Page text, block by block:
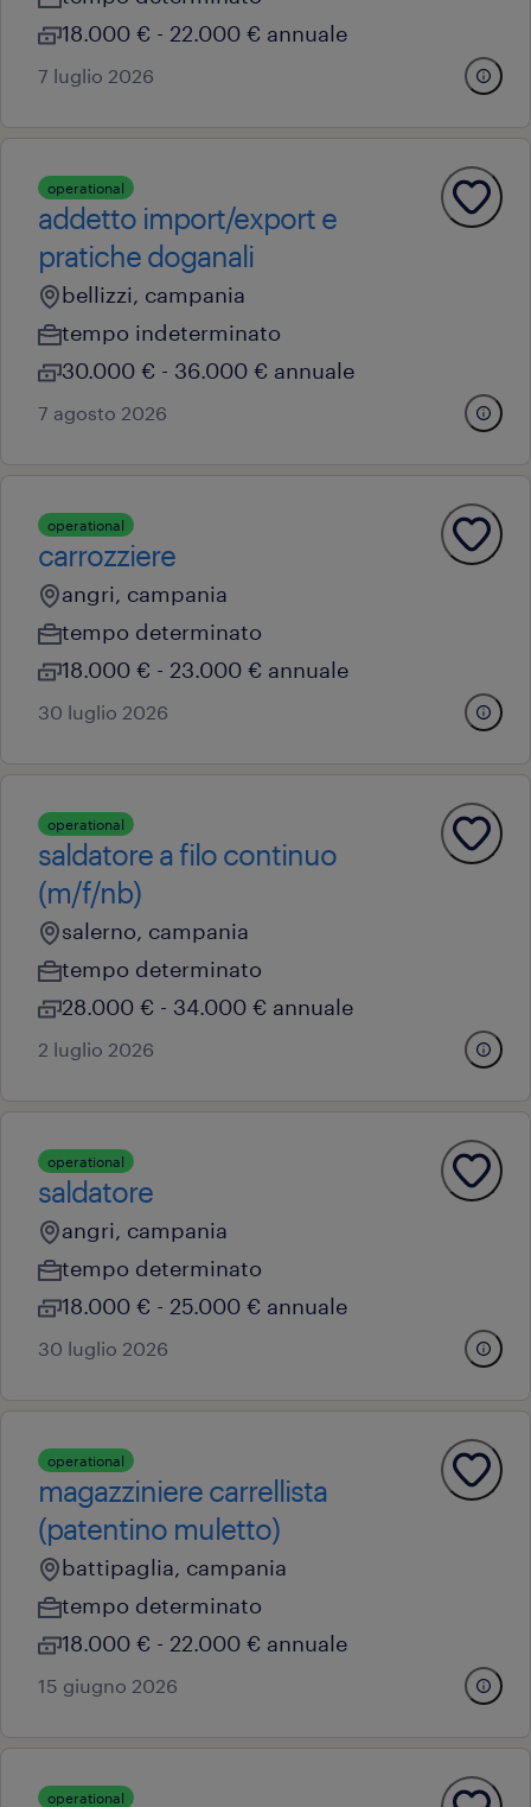
18.000 € - 22.000 € annuale
7 luglio 2026
operational
addetto import/export e
pratiche doganali
bellizzi, campania
tempo indeterminato
30.000 € - 36.000 € annuale
7 agosto 2026
operational
carrozziere
angri, campania
tempo determinato
18.000 € - 23.000 € annuale
30 luglio 2026
operational
saldatore a filo continuo
(m/f/nb)
salerno, campania
tempo determinato
28.000 € - 34.000 € annuale
2 luglio 2026
operational
saldatore
angri, campania
tempo determinato
18.000 € - 25.000 € annuale
30 luglio 2026
operational
magazziniere carrellista
(patentino muletto)
battipaglia, campania
tempo determinato
18.000 € - 22.000 € annuale
15 giugno 2026
operational